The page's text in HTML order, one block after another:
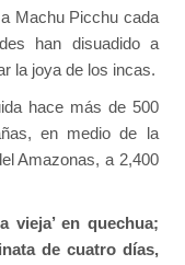
Machu Picchu cada
han disuadido a
la joya de los incas.
hace más de 500
en medio de la
Amazonas, a 2,400
vieja’ en quechua;
de cuatro días,